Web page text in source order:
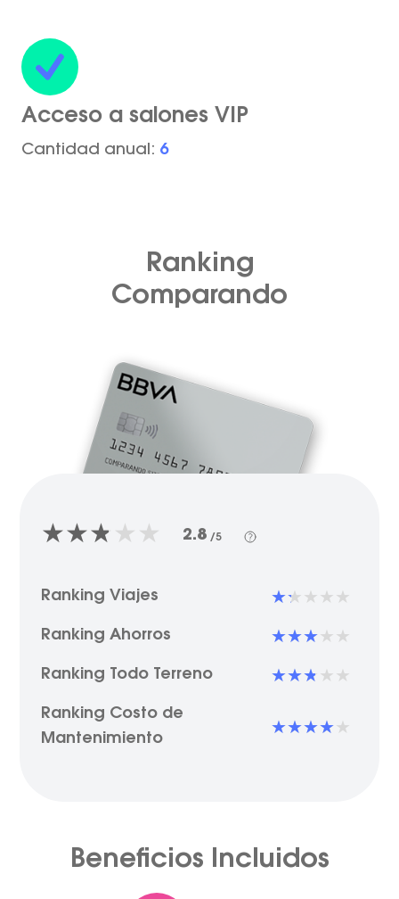
Acceso a salones VIP
Cantidad anual: 6
Ranking
Comparando
2.8 /5
Ranking Viajes
Ranking Ahorros
Ranking Todo Terreno
Ranking Costo de
Mantenimiento
Beneficios Incluidos